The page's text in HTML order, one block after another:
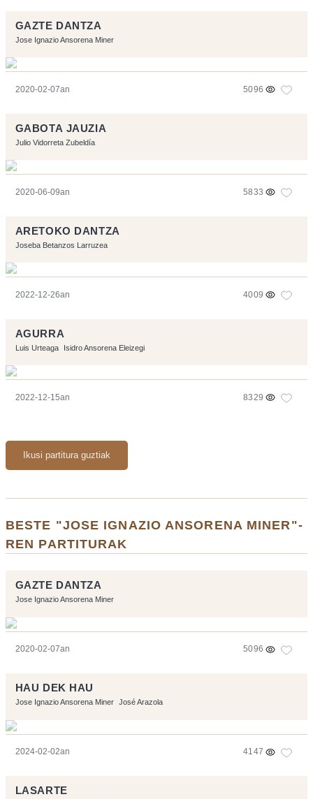
GAZTE DANTZA
Jose Ignazio Ansorena Miner
2020-02-07an 5096
GABOTA JAUZIA
Julio Vidorreta Zubeldía
2020-06-09an 5833
ARETOKO DANTZA
Joseba Betanzos Larruzea
2022-12-26an 4009
AGURRA
Luis Urteaga Isidro Ansorena Eleizegi
2022-12-15an 8329
Ikusi partitura guztiak
BESTE "JOSE IGNAZIO ANSORENA MINER"-
REN PARTITURAK
GAZTE DANTZA
Jose Ignazio Ansorena Miner
2020-02-07an 5096
HAU DEK HAU
Jose Ignazio Ansorena Miner José Arazola
2024-02-02an 4147
LASARTE